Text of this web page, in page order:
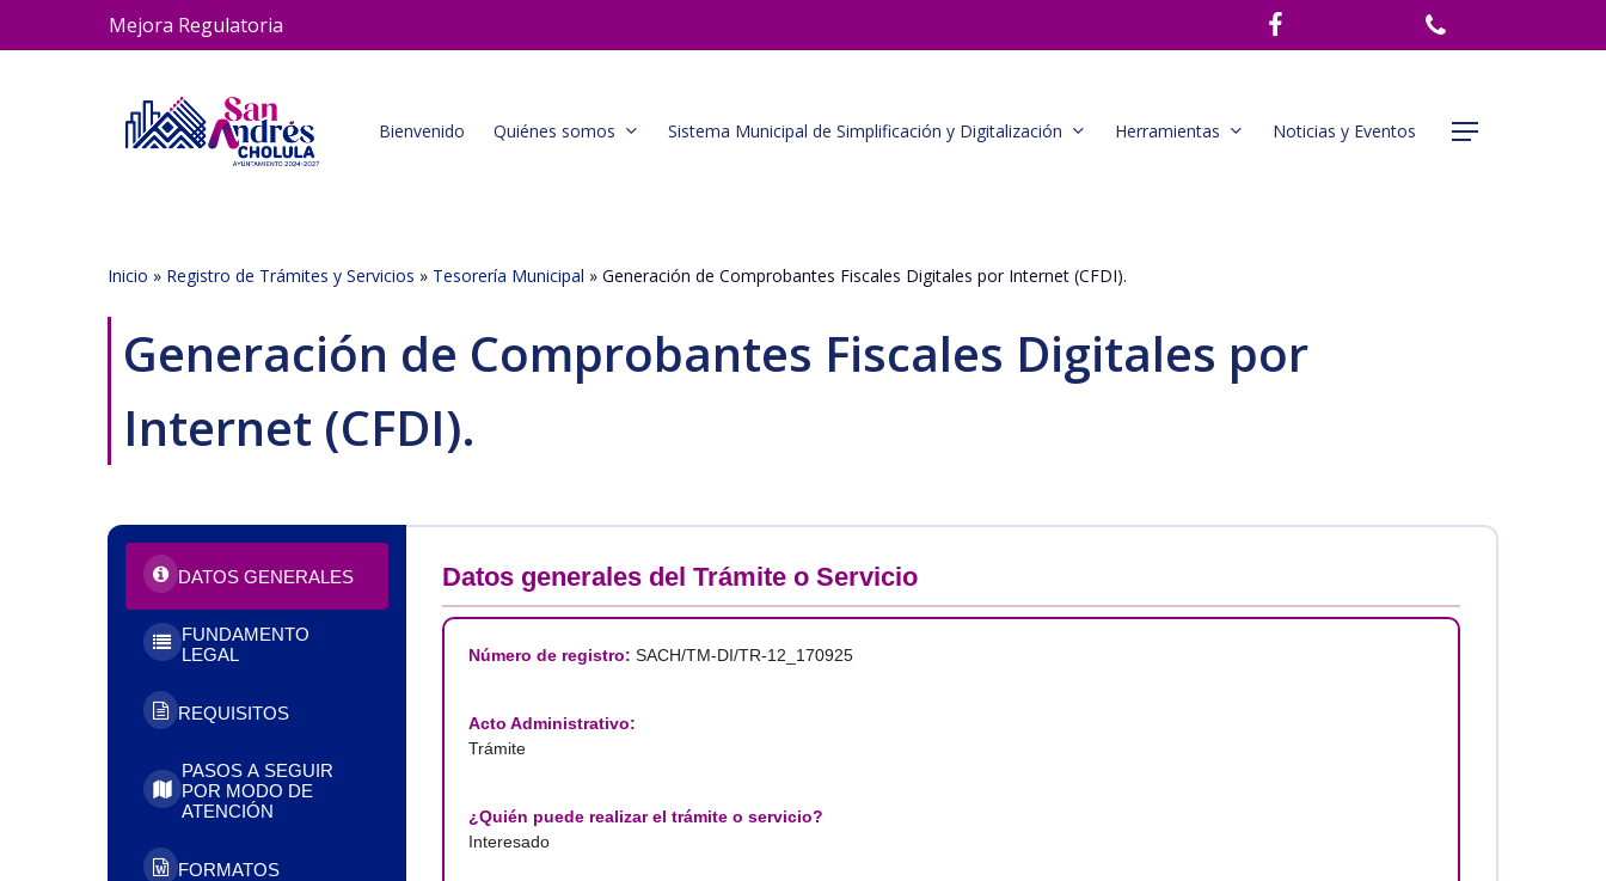
to
Mejora Regulatoria
Bienvenido Quiénes somos Sistema Municipal de Simplificación y Digitalización Herramientas Noticias y Eventos Menu
Inicio » Registro de Trámites y Servicios » Tesorería Municipal » Generación de Comprobantes Fiscales Digitales por Internet (CFDI).
Generación de Comprobantes Fiscales Digitales por
Internet (CFDI).
DATOS GENERALES
FUNDAMENTO
LEGAL
REQUISITOS
PASOS A SEGUIR
POR MODO DE
ATENCIÓN
FORMATOS
Datos generales del Trámite o Servicio
Número de registro: SACH/TM-DI/TR-12_170925
Acto Administrativo:
Trámite
¿Quién puede realizar el trámite o servicio?
Interesado